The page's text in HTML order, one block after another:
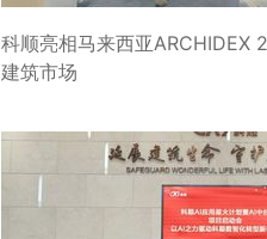
科顺亮相马来西亚ARCHIDEX
建筑市场